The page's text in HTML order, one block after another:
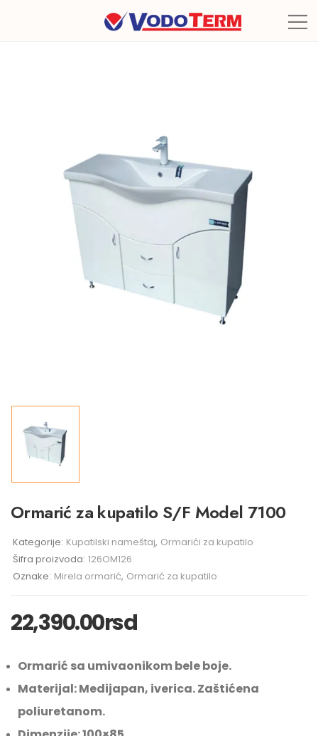
Ormarić za kupatilo S/F Model 7100
Kategorije: Kupatilski nameštaj, Ormarići za kupatilo
Šifra proizvoda: 126OM126
Oznake: Mirela ormarić, Ormarić za kupatilo
22,390.00rsd
Ormarić sa umivaonikom bele boje.
Materijal: Medijapan, iverica. Zaštićena
poliuretanom.